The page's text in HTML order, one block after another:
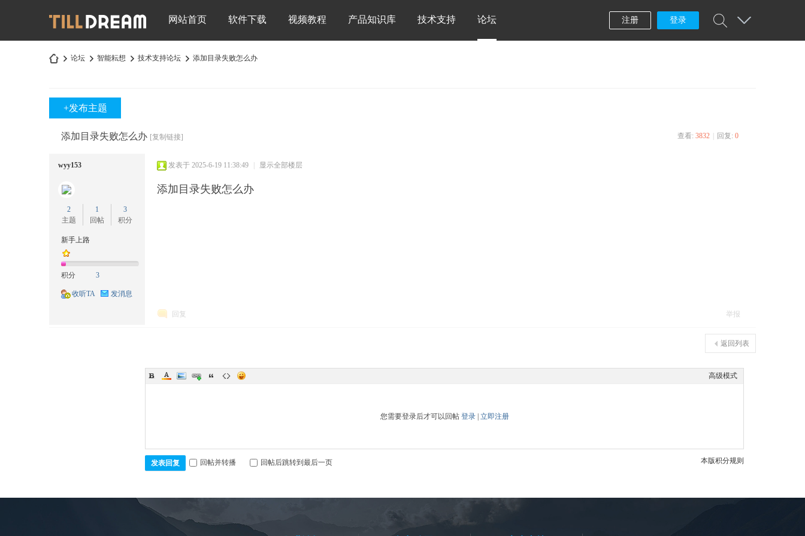
网站首页 软件下载 视频教程 产品知识库 技术支持 论坛 注册 登录
论坛
›
智能耘想 技术支持论坛 添加目录失败怎么办
+发布主题
添加目录失败怎么办 [复制链接] 查看: 3832 回复: 0
wyy153
2
主题
1
回帖
3
积分
新手上路
积分 3
收听TA 发消息
发表于 2025-6-19 11:38:49 显示全部楼层
添加目录失败怎么办
回复 举报
返回列表
高级模式
您需要登录后才可以回帖 登录| 立即注册
本版积分规则
发表回复 回帖并转播 回帖后跳转到最后一页